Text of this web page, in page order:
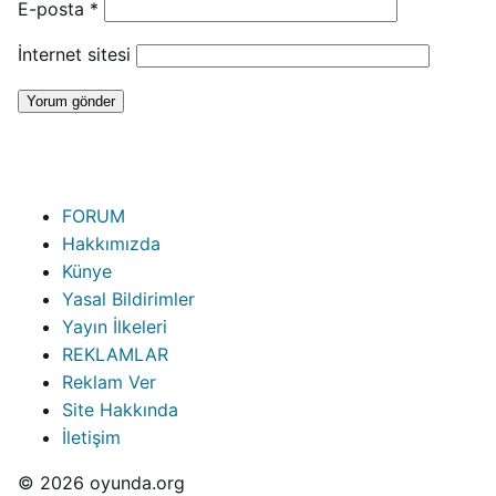
E-posta *
İnternet sitesi
FORUM
Hakkımızda
Künye
Yasal Bildirimler
Yayın İlkeleri
REKLAMLAR
Reklam Ver
Site Hakkında
İletişim
© 2026 oyunda.org